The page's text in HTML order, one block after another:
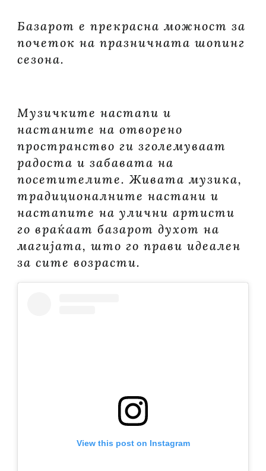
Базарот е прекрасна можност за
почеток на празничната шопинг
сезона.
Музичките настапи и
настаните на отворено
пространство ги зголемуваат
радоста и забавата на
посетителите. Живата музика,
традиционалните настани и
настапите на улични артисти
го враќаат базарот духот на
магијата, што го прави идеален
за сите возрасти.
View this post on Instagram